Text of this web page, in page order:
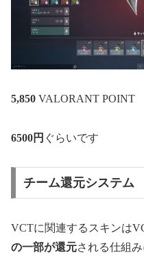
5,850 VALORANT POINT
6500円 ぐらいです
チーム還元システム
VCTに関連するスキンは
の一部が還元される仕組